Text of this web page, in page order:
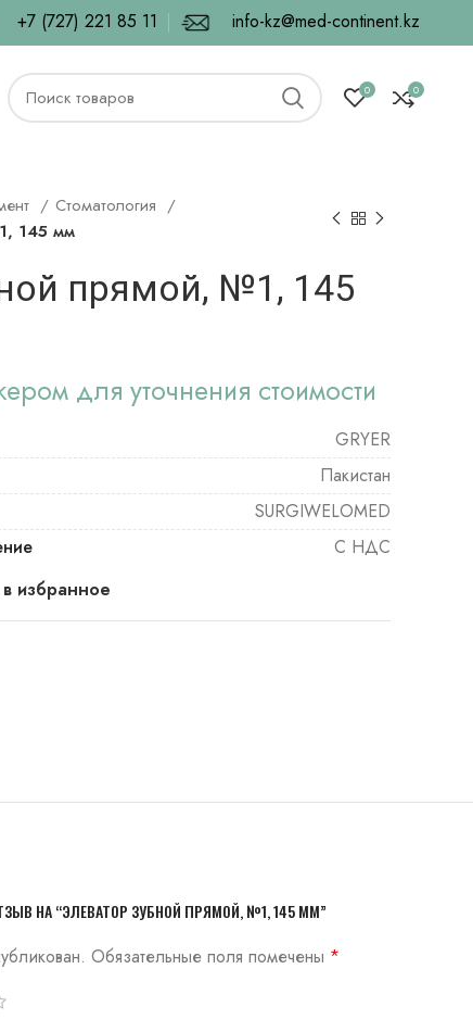
+7 (727) 221 85 11 info-kz@med-continent.kz
0 0
Стоматология
145 мм
прямой, №1, 145
для уточнения стоимости
GRYER
Пакистан
SURGIWELOMED
С НДС
избранное
НА “ЭЛЕВАТОР ЗУБНОЙ ПРЯМОЙ, №1, 145 ММ”
Обязательные поля помечены *